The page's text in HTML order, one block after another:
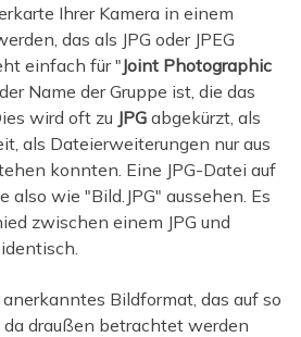
Ihrer Kamera in einem
das als JPG oder JPEG
einfach für "Joint Photographic
Name der Gruppe ist, die das
wird oft zu JPGabgekürzt, als
als Dateierweiterungen nur aus
konnten. Eine JPG-Datei auf
also wie "Bild.JPG" aussehen. Es
zwischen einem JPG und
Bildformat, das auf so
da draußen betrachtet werden